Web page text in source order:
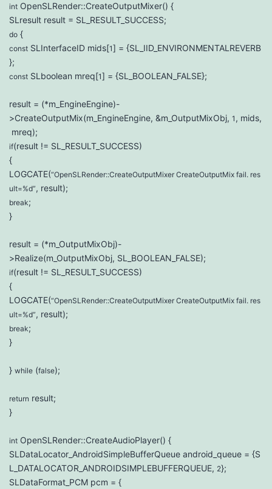
int OpenSLRender::CreateOutputMixer() {
SLresult result = SL_RESULT_SUCCESS;
do {
const SLInterfaceID mids[1] = {SL_IID_ENVIRONMENTALREVERB
};
const SLboolean mreq[1] = {SL_BOOLEAN_FALSE};
result = (*m_EngineEngine)-
>CreateOutputMix(m_EngineEngine, &m_OutputMixObj, 1 , mids,
mreq);
if(result != SL_RESULT_SUCCESS)
{
LOGCATE(“OpenSLRender::CreateOutputMixer CreateOutputMix fail. res
ult=%d”, result);
break;
}
result = (*m_OutputMixObj)-
>Realize(m_OutputMixObj, SL_BOOLEAN_FALSE);
if(result != SL_RESULT_SUCCESS)
{
LOGCATE(“OpenSLRender::CreateOutputMixer CreateOutputMix fail. res
ult=%d”, result);
break;
}
} while (false);
return result;
}
int OpenSLRender::CreateAudioPlayer() {
SLDataLocator_AndroidSimpleBufferQueue android_queue = {S
L_DATALOCATOR_ANDROIDSIMPLEBUFFERQUEUE, 2};
SLDataFormat_PCM pcm = {